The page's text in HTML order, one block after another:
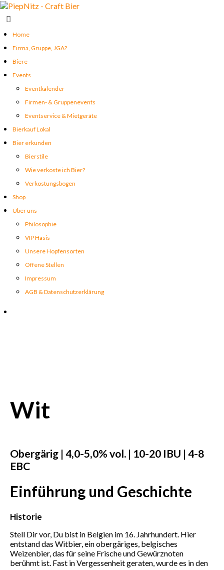
Home
Firma, Gruppe, JGA?
Biere
Events
Eventkalender
Firmen- & Gruppenevents
Eventservice & Mietgeräte
Bierkauf Lokal
Bier erkunden
Bierstile
Wie verkoste ich Bier?
Verkostungsbogen
Shop
Über uns
Philosophie
VIP Hasis
Unsere Hopfensorten
Offene Stellen
Impressum
AGB & Datenschutzerklärung
Wit
Obergärig | 4,0-5,0% vol. | 10-20 IBU | 4-8
EBC
Einführung und Geschichte
Historie
Stell Dir vor, Du bist in Belgien im 16. Jahrhundert. Hier
entstand das Witbier, ein obergäriges, belgisches
Weizenbier, das für seine Frische und Gewürznoten
berühmt ist. Fast in Vergessenheit geraten, wurde es in den